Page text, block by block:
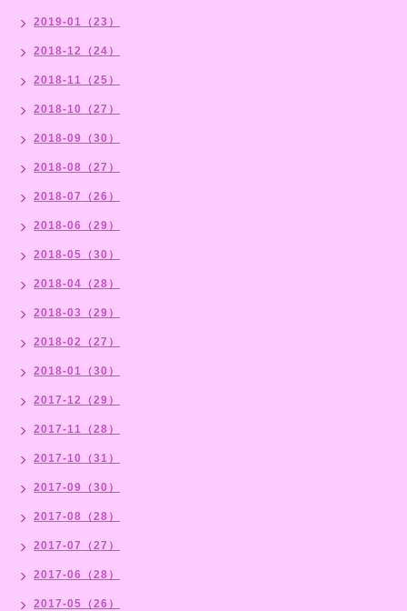
2019-01（23）
2018-12（24）
2018-11（25）
2018-10（27）
2018-09（30）
2018-08（27）
2018-07（26）
2018-06（29）
2018-05（30）
2018-04（28）
2018-03（29）
2018-02（27）
2018-01（30）
2017-12（29）
2017-11（28）
2017-10（31）
2017-09（30）
2017-08（28）
2017-07（27）
2017-06（28）
2017-05（26）